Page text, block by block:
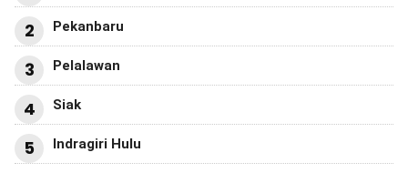
2 Pekanbaru
3 Pelalawan
4 Siak
5 Indragiri Hulu